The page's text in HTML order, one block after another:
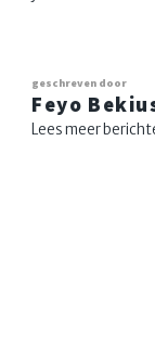
geschreven door
Feyo
Lees meer